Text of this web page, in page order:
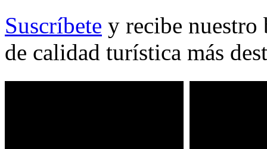
Suscríbete y recibe nuestro
de calidad turística más